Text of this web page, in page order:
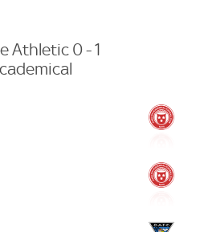
Athletic 0 - 1